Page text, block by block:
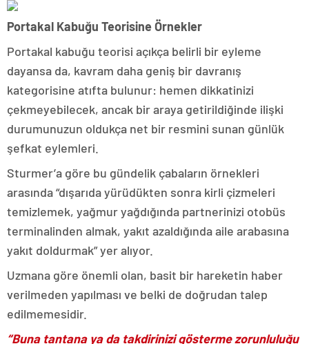
Portakal Kabuğu Teorisine Örnekler
Portakal kabuğu teorisi açıkça belirli bir eyleme
dayansa da, kavram daha geniş bir davranış
kategorisine atıfta bulunur: hemen dikkatinizi
çekmeyebilecek, ancak bir araya getirildiğinde ilişki
durumunuzun oldukça net bir resmini sunan günlük
şefkat eylemleri.
Sturmer’a göre bu gündelik çabaların örnekleri
arasında “dışarıda yürüdükten sonra kirli çizmeleri
temizlemek, yağmur yağdığında partnerinizi otobüs
terminalinden almak, yakıt azaldığında aile arabasına
yakıt doldurmak” yer alıyor.
Uzmana göre önemli olan, basit bir hareketin haber
verilmeden yapılması ve belki de doğrudan talep
edilmemesidir.
“Buna tantana ya da takdirinizi gösterme zorunluluğu